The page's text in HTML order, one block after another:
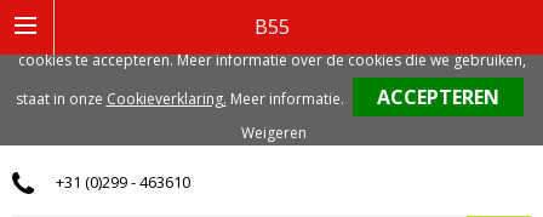
B55
0
+31 (0)299 - 463610
gerelateerde cookies. Voor de beste gebruikerservaring, adviseren we deze
cookies te accepteren. Meer informatie over de cookies die we gebruiken,
staat in onze Cookieverklaring. Meer informatie.
Weigeren